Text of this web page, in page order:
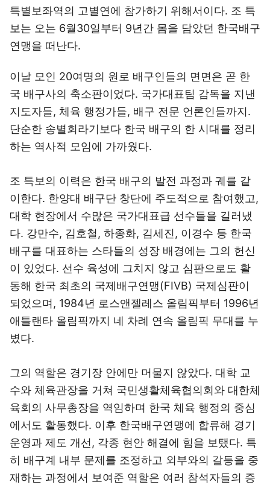
특별보좌역의 고별연에 참가하기 위해서이다. 조 특
보는 오는 6월30일부터 9년간 몸을 담았던 한국배구
연맹을 떠난다.
이날 모인 20여명의 원로 배구인들의 면면은 곧 한
국 배구사의 축소판이었다. 국가대표팀 감독을 지낸
지도자들, 체육 행정가들, 배구 전문 언론인들까지.
단순한 송별회라기보다 한국 배구의 한 시대를 정리
하는 역사적 모임에 가까웠다.
조 특보의 이력은 한국 배구의 발전 과정과 궤를 같
이한다. 한양대 배구단 창단에 주도적으로 참여했고,
대학 현장에서 수많은 국가대표급 선수들을 길러냈
다. 강만수, 김호철, 하종화, 김세진, 이경수 등 한국
배구를 대표하는 스타들의 성장 배경에는 그의 헌신
이 있었다. 선수 육성에 그치지 않고 심판으로도 활
동해 한국 최초의 국제배구연맹(FIVB) 국제심판이
되었으며, 1984년 로스앤젤레스 올림픽부터 1996년
애틀랜타 올림픽까지 네 차례 연속 올림픽 무대를 누
볐다.
그의 역할은 경기장 안에만 머물지 않았다. 대학 교
수와 체육관장을 거쳐 국민생활체육협의회와 대한체
육회의 사무총장을 역임하며 한국 체육 행정의 중심
에서도 활동했다. 이후 한국배구연맹에 합류해 경기
운영과 제도 개선, 각종 현안 해결에 힘을 보탰다. 특
히 배구계 내부 문제를 조정하고 외부와의 갈등을 중
재하는 과정에서 보여준 역할은 여러 참석자들의 증